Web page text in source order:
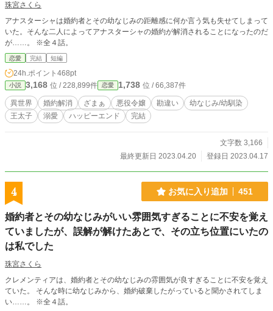
珠宮さくら
アナスターシャは婚約者とその幼なじみの距離感に何か言う気も失せてしまって
いた。そんな二人によってアナスターシャの婚約が解消されることになったのだ
が……。 ※全４話。
恋愛 完結 短編
24h.ポイント 468pt
小説 3,168 位 / 228,899件 恋愛 1,738 位 / 66,387件
異世界 婚約解消 ざまぁ 悪役令嬢 勘違い
幼なじみ/幼馴染
王太子
溺愛 ハッピーエンド 完結
文字数 3,166
最終更新日 2023.04.20
登録日 2023.04.17
4 お気に入り追加 451
婚約者とその幼なじみがいい雰囲気すぎることに不安を覚え
ていましたが、誤解が解けたあとで、その立ち位置にいたの
は私でした
珠宮さくら
クレメンティアは、婚約者とその幼なじみの雰囲気が良すぎることに不安を覚え
ていた。 そんな時に幼なじみから、婚約破棄したがっていると聞かされてしま
い……。 ※全４話。